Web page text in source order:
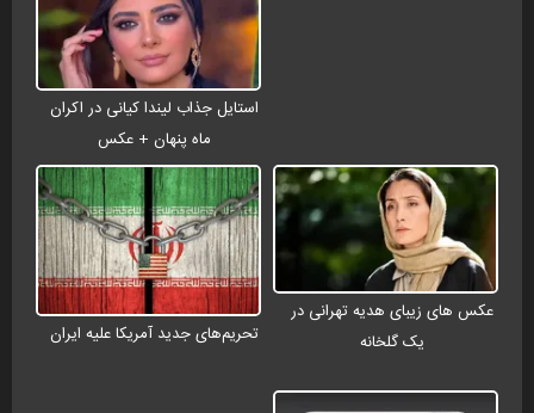
استایل جذاب لیندا کیانی در اکران
ماه پنهان + عکس
عکس های زیبای هدیه تهرانی در
یک گلخانه
تحریم‌های جدید آمریکا علیه ایران